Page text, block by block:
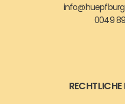
0049 89